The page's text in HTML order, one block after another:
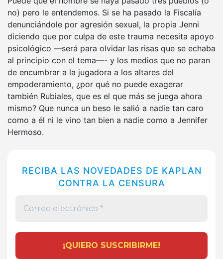
no) pero le entendemos. Si se ha pasado la Fiscalía
denunciándole por agresión sexual, la propia Jenni
diciendo que por culpa de este trauma necesita apoyo
psicológico —será para olvidar las risas que se echaba
al principio con el tema—- y los medios que no paran
de encumbrar a la jugadora a los altares del
empoderamiento, ¿por qué no puede exagerar
también Rubiales, que es el que más se juega ahora
mismo? Que nunca un beso le salió a nadie tan caro
como a él ni le vino tan bien a nadie como a Jennifer
Hermoso.
RECIBA LAS NOVEDADES DE KAPLAN
CONTRA LA CENSURA